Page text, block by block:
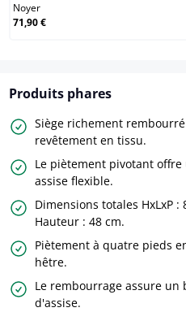
Noyer
71,90 €
Produits phares
Siège richement
revêtement en tissu.
Le piètement pivotant
assise flexible.
Dimensions totales HxLxP :
Hauteur : 48 cm.
Piètement à quatre pieds
hêtre.
Le rembourrage assure un
d'assise.